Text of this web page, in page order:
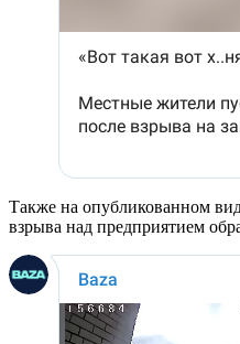
Также на опубликованном
взрыва над предприятием